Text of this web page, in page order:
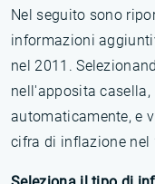
Nel seguito sono
informazioni
nel 2011.
nell'apposita
automaticamente, e
cifra di inflazione nel